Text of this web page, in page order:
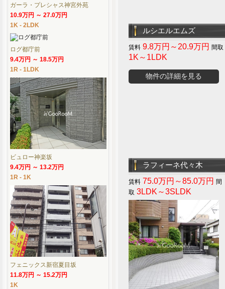
ルシエルエムズ
9.8万円～20.9万円
1K～1LDK
物件の詳細を見る
ラフィーネ代々木
75.0万円～85.0万円
3LDK～3SLDK
ガーラ・プレシャス神宮外苑
10.9万円 ～ 27.0万円
1K - 2LDK
ログ都庁前
9.4万円 ～ 18.5万円
1R - 1LDK
ビュロー神楽坂
9.4万円 ～ 13.2万円
1R - 1K
フェニックス新宿夏目坂
11.8万円 ～ 15.2万円
1K